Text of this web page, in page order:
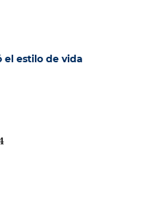
el estilo de vida